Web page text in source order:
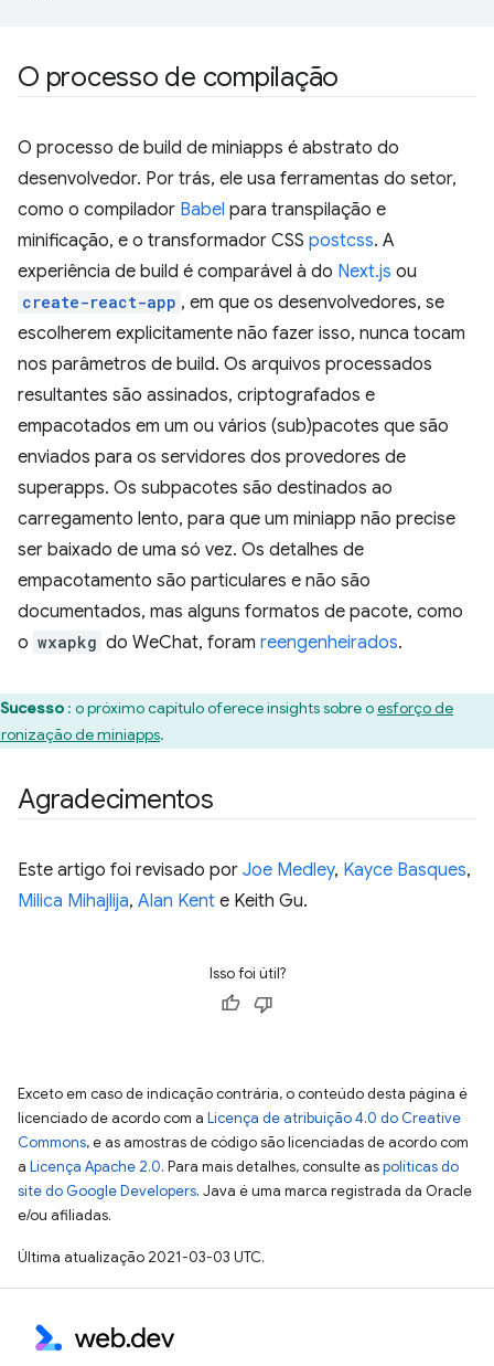
O processo de compilação
O processo de build de miniapps é abstrato do
desenvolvedor. Por trás, ele usa ferramentas do setor,
como o compilador Babel para transpilação e
minificação, e o transformador CSS postcss. A
experiência de build é comparável à do Next.js ou
create-react-app , em que os desenvolvedores, se
escolherem explicitamente não fazer isso, nunca tocam
nos parâmetros de build. Os arquivos processados
resultantes são assinados, criptografados e
empacotados em um ou vários (sub)pacotes que são
enviados para os servidores dos provedores de
superapps. Os subpacotes são destinados ao
carregamento lento, para que um miniapp não precise
ser baixado de uma só vez. Os detalhes de
empacotamento são particulares e não são
documentados, mas alguns formatos de pacote, como
o wxapkg do WeChat, foram reengenheirados.
Sucesso : o próximo capítulo oferece insights sobre oesforço de
de miniapps.
Agradecimentos
Este artigo foi revisado por Joe Medley, Kayce Basques,
Milica Mihajlija, Alan Kent e Keith Gu.
Isso foi útil?
Exceto em caso de indicação contrária, o conteúdo desta página é
licenciado de acordo com a Licença de atribuição 4.0 do Creative
Commons, e as amostras de código são licenciadas de acordo com
a Licença Apache 2.0. Para mais detalhes, consulte aspolíticas do
site do Google Developers. Java é uma marca registrada da Oracle
e/ou afiliadas.
Última atualização 2021-03-03 UTC.